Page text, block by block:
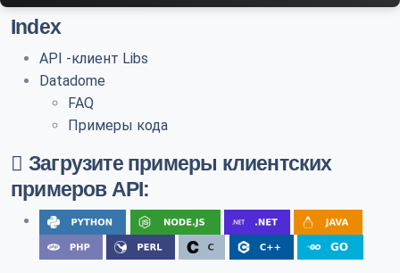
Index
API -клиент Libs
Datadome
FAQ
Примеры кода
Загрузите примеры клиентских
примеров API: